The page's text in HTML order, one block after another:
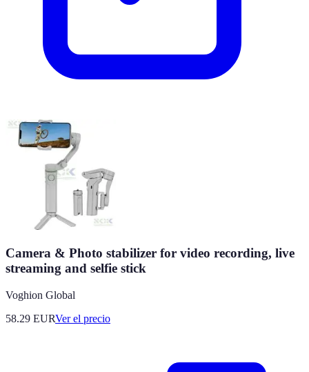
Camera & Photo stabilizer for video recording, live
streaming and selfie stick
Voghion Global
58.29 EURVer el precio